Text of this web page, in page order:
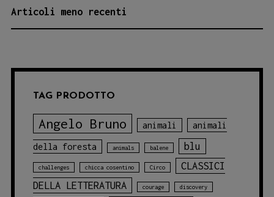
Ideestortepaper
NAVIGAZIONE
ARTICOLI
Articoli meno recenti
TAG PRODOTTO
Angelo Bruno animali animali
della foresta animals balene blu
challenges chicca cosentino Circo
CLASSICI
DELLA LETTERATURA
courage discovery